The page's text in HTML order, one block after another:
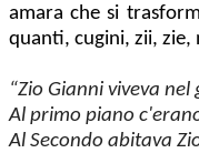
amara che si
quanti, cugini, zii, zie,
“Zio Gianni viveva
Al primo piano
Al Secondo abitava